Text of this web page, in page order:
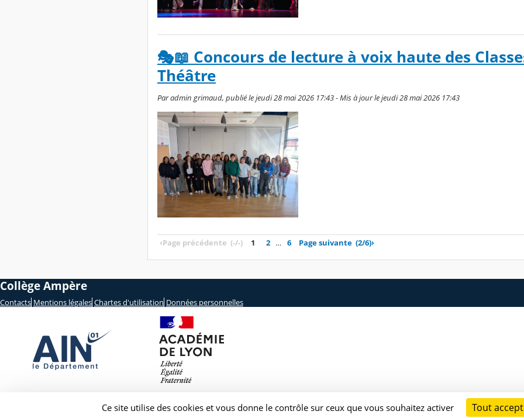
🎭📖 Concours de lecture à voix haute des
Théâtre
Par admin grimaud, publié le jeudi 28 mai 2026 17:43 - Mis à jour le jeudi 28 mai 2026 17:43
‹Page précédente (-/-) 1 2 … 6 Page suivante (2/6)›
Collège Ampère
Contacts Mentions légales Chartes d'utilisation Données personnelles
Ce site utilise des cookies et vous donne le contrôle sur ceux que vous souhaitez activer Tout